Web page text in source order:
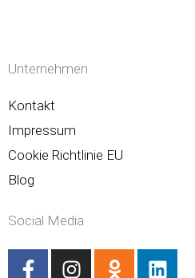
Unternehmen
Kontakt
Impressum
Cookie Richtlinie EU
Blog
Social Media
F
I
O
L